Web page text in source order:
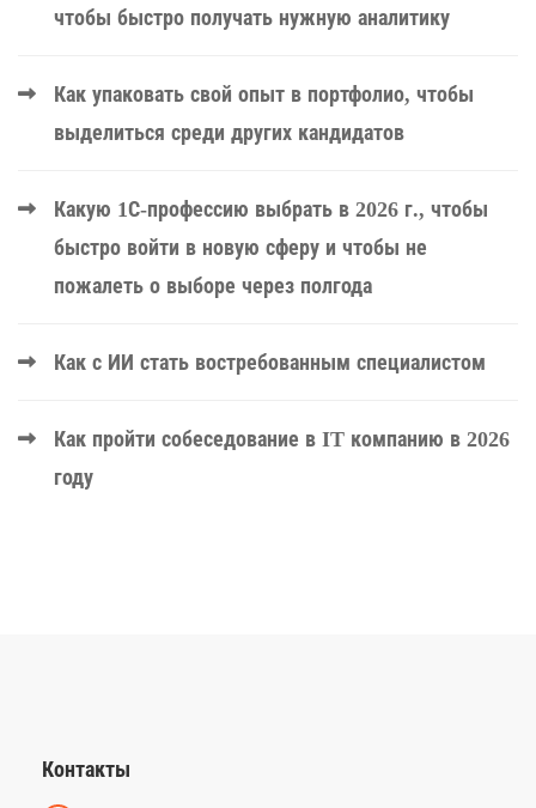
чтобы быстро получать нужную аналитику
Как упаковать свой опыт в портфолио, чтобы
выделиться среди других кандидатов
Какую 1С-профессию выбрать в 2026 г., чтобы
быстро войти в новую сферу и чтобы не
пожалеть о выборе через полгода
Как с ИИ стать востребованным специалистом
Как пройти собеседование в IT компанию в 2026
году
Контакты